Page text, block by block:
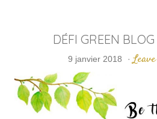
DÉFI GREEN
9 janvier 2018 ·